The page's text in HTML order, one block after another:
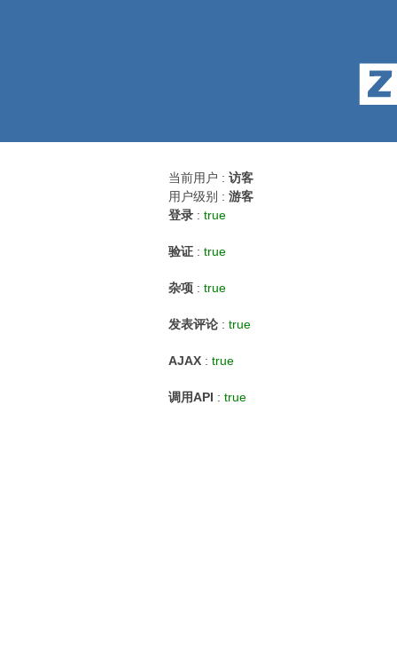
当前用户 : 访客
用户级别 : 游客
登录 : true
验证 : true
杂项 : true
发表评论 : true
AJAX : true
调用API : true